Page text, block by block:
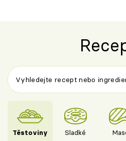
Těstoviny Sladké